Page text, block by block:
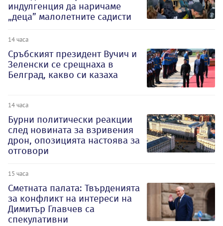
индулгенция да наричаме
„деца” малолетните садисти
14 часа
Сръбският президент Вучич и
Зеленски се срещнаха в
Белград, какво си казаха
14 часа
Бурни политически реакции
след новината за взривения
дрон, опозицията настоява за
отговори
15 часа
Сметната палата: Твърденията
за конфликт на интереси на
Димитър Главчев са
спекулативни